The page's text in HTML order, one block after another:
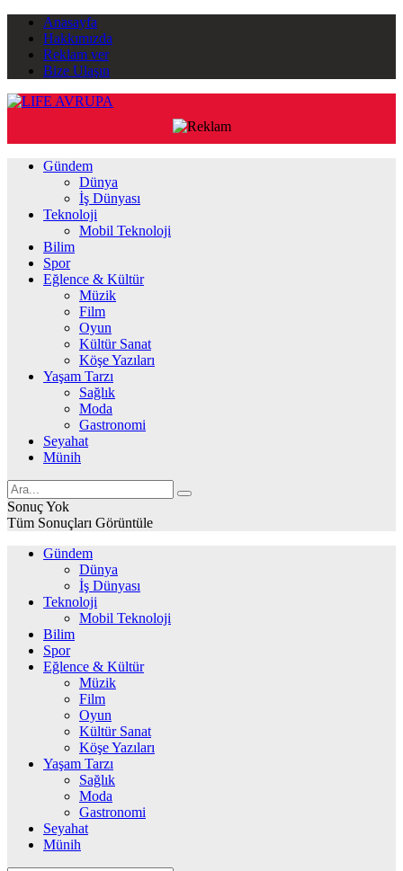
Anasayfa
Hakkımızda
Reklam ver
Bize Ulaşın
Gündem
Dünya
İş Dünyası
Teknoloji
Mobil Teknoloji
Bilim
Spor
Eğlence & Kültür
Müzik
Film
Oyun
Kültür Sanat
Köşe Yazıları
Yaşam Tarzı
Sağlık
Moda
Gastronomi
Seyahat
Münih
Sonuç Yok
Tüm Sonuçları Görüntüle
Gündem
Dünya
İş Dünyası
Teknoloji
Mobil Teknoloji
Bilim
Spor
Eğlence & Kültür
Müzik
Film
Oyun
Kültür Sanat
Köşe Yazıları
Yaşam Tarzı
Sağlık
Moda
Gastronomi
Seyahat
Münih